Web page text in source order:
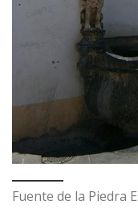
Fuente de la Piedra